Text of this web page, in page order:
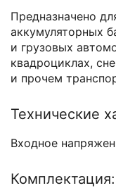
Предназначено
аккумуляторных
и грузовых
квадроциклах,
и прочем
Технические
Входное
Комплектация: